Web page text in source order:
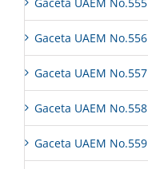
Gaceta UAEM No.556
Gaceta UAEM No.557
Gaceta UAEM No.558
Gaceta UAEM No.559